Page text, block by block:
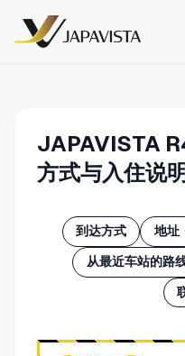
JAPAVISTA
方式与入住说明
到达方式 地址
从最近车站的路